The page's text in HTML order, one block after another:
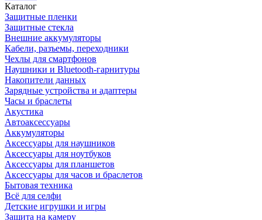
Каталог
Защитные пленки
Защитные стекла
Внешние аккумуляторы
Кабели, разъемы, переходники
Чехлы для смартфонов
Наушники и Bluetooth-гарнитуры
Накопители данных
Зарядные устройства и адаптеры
Часы и браслеты
Акустика
Автоаксессуары
Аккумуляторы
Аксессуары для наушников
Аксессуары для ноутбуков
Аксессуары для планшетов
Аксессуары для часов и браслетов
Бытовая техника
Всё для селфи
Детские игрушки и игры
Защита на камеру